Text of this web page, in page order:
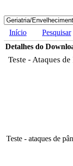
Início Pesquisar
Detalhes do
Teste - Ataques de
Teste - ataques de